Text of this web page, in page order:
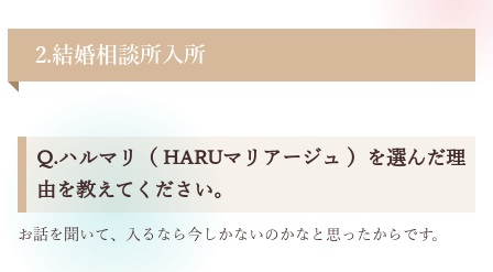
2.結婚相談所入所
Q.ハルマリ（ HARUマリアージュ ）を選んだ理
由を教えてください。
お話を聞いて、入るなら今しかないのかなと思ったからです。